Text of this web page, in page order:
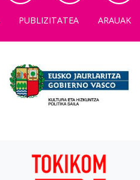
PUBLIZITATEA ARAUAK